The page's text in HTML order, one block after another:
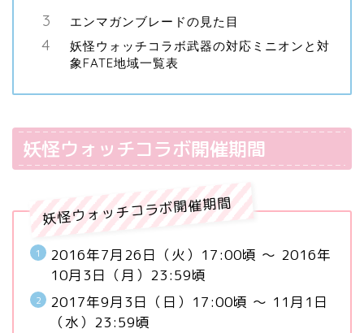
エンマガンブレードの見た目
妖怪ウォッチコラボ武器の対応ミニオンと対
象FATE地域一覧表
妖怪ウォッチコラボ開催期間
妖怪ウォッチコラボ開催期間
2016年7月26日（火）17:00頃 ～ 2016年
10月3日（月）23:59頃
2017年9月3日（日）17:00頃 ～ 11月1日
（水）23:59頃